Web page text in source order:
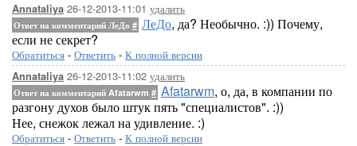
Annataliya 26-12-2013-11:01 удалить
Ответ на комментарий ЛеДо # ЛеДо, да? Необычно. :)) Почему,
если не секрет?
Обратиться - Ответить - К полной версии
Annataliya 26-12-2013-11:02 удалить
Ответ на комментарий Afatarwm # Afatarwm, о, да, в компании по
разгону духов было штук пять "специалистов". :))
Нее, снежок лежал на удивление. :)
Обратиться - Ответить - К полной версии